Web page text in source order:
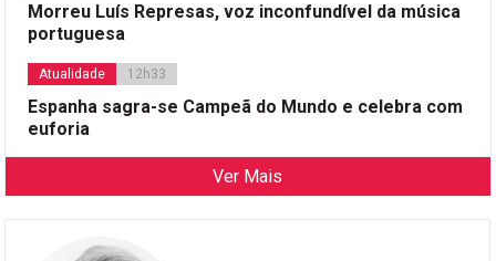
Morreu Luís Represas, voz inconfundível da música
portuguesa
Atualidade 12h33
Espanha sagra-se Campeã do Mundo e celebra com
euforia
Ver Mais